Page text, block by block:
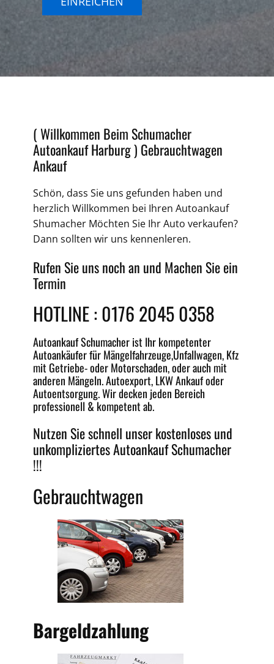
( Willkommen Beim Schumacher
Autoankauf Harburg ) Gebrauchtwagen
Ankauf
Schön, dass Sie uns gefunden haben und
herzlich Willkommen bei Ihren Autoankauf
Shumacher Möchten Sie Ihr Auto verkaufen?
Dann sollten wir uns kennenleren.
Rufen Sie uns noch an und Machen Sie ein
Termin
HOTLINE : 0176 2045 0358
AutoankaufSchumacher ist Ihr kompetenter
Autoankäufer für Mängelfahrzeuge,Unfallwagen, Kfz
mit Getriebe-oderMotorschaden, oder auch mit
anderen Mängeln.Autoexport, LKW Ankauf oder
Autoentsorgung. Wir decken jeden Bereich
professionell &kompetentab.
Nutzen Sie schnell unser kostenloses und
unkompliziertesAutoankauf Schumacher
!!!
Gebrauchtwagen
Bargeldzahlung